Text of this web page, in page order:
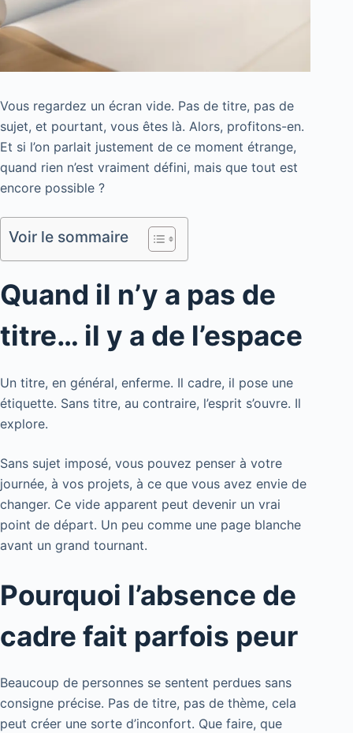
Vous regardez un écran vide. Pas de titre, pas de
sujet, et pourtant, vous êtes là. Alors, profitons-en.
Et si l’on parlait justement de ce moment étrange,
quand rien n’est vraiment défini, mais que tout est
encore possible ?
Voir le sommaire
Quand il n’y a pas de
titre… il y a de l’espace
Un titre, en général, enferme. Il cadre, il pose une
étiquette. Sans titre, au contraire, l’esprit s’ouvre. Il
explore.
Sans sujet imposé, vous pouvez penser à votre
journée, à vos projets, à ce que vous avez envie de
changer. Ce vide apparent peut devenir un vrai
point de départ. Un peu comme une page blanche
avant un grand tournant.
Pourquoi l’absence de
cadre fait parfois peur
Beaucoup de personnes se sentent perdues sans
consigne précise. Pas de titre, pas de thème, cela
peut créer une sorte d’inconfort. Que faire, que